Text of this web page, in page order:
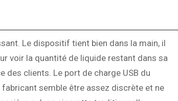
Le dispositif tient bien dans la main, il
voir la quantité de liquide restant dans sa
clients. Le port de charge USB du
semble être assez discrète et ne